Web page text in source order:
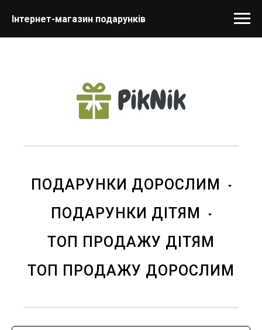
Інтернет-магазин подарунків
ПОДАРУНКИ ДОРОСЛИМ
ПОДАРУНКИ ДІТЯМ
ТОП ПРОДАЖУ ДІТЯМ
ТОП ПРОДАЖУ ДОРОСЛИМ